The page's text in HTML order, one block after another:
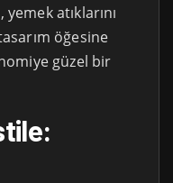
atıklarını
öğesine
güzel bir